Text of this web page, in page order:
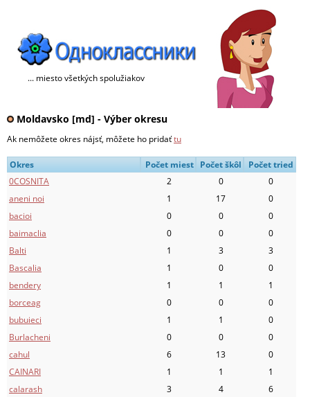
... miesto všetkých spolužiakov
Moldavsko [md] - Výber okresu
Ak nemôžete okres nájsť, môžete ho pridaťtu
Okres Počet miest Počet škôl
Počet tried
0COSNITA
2 0
0
aneni noi
1 17
0
bacioi
0 0
0
baimaclia
0 0
0
Balti
1 3
3
Bascalia
1 0
0
bendery
1 1
1
borceag
0 0
0
bubuieci
1 1
0
Burlacheni
0 0
0
cahul
6 13
0
CAINARI
1 1
1
calarash
3 4
6